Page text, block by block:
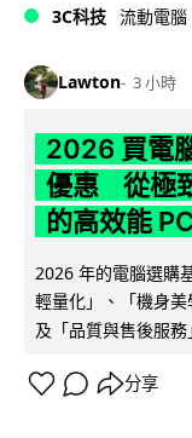
3C科技 流動電腦
Lawton 3 小時
2026 買電
優惠 從極
的高效能 PC
2026 年的電腦選購
輕量化」、「機身
及「品質與售後服務
分享